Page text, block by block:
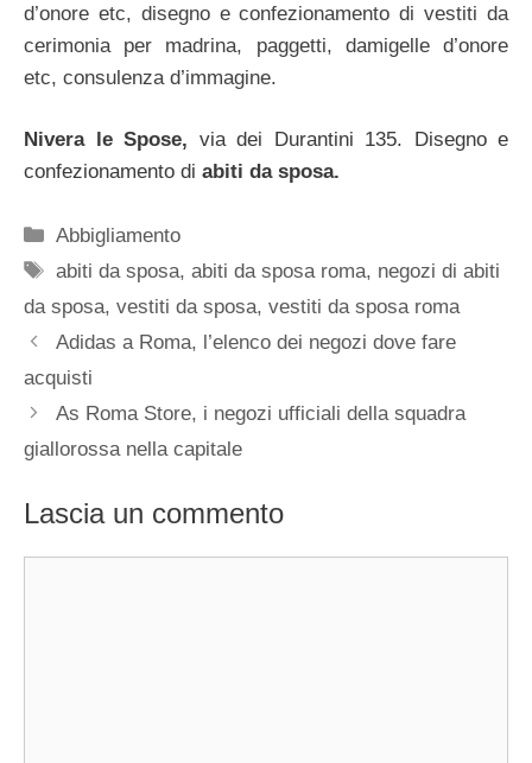
d’onore etc, disegno e confezionamento di vestiti da
cerimonia per madrina, paggetti, damigelle d’onore
etc, consulenza d’immagine.
Nivera le Spose, via dei Durantini 135. Disegno e
confezionamento di abiti da sposa.
Categorie
Abbigliamento
Tag
abiti da sposa,abiti da sposa roma, negozi di abiti
da sposa, vestiti da sposa, vestiti da sposa roma
Adidas a Roma, l’elenco dei negozi dove fare
acquisti
As Roma Store, i negozi ufficiali della squadra
giallorossa nella capitale
Lascia un commento